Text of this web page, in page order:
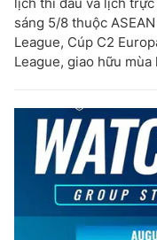
sáng 5/8 thuộc
League, Cúp C2
League, giao hữu mùa